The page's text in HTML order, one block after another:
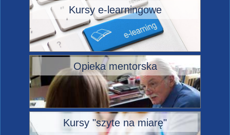
Kursy e-learningowe
Opieka mentorska
Kursy "szyte na miarę"